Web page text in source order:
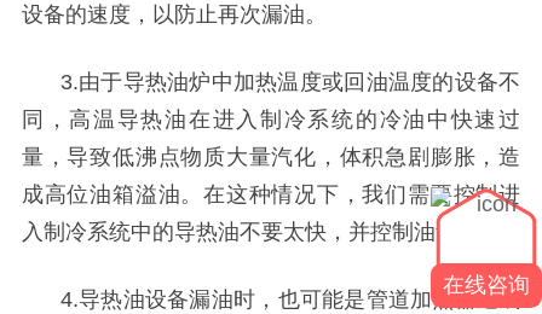
设备的速度，以防止再次漏油。
3.由于导热油炉中加热温度或回油温度的设备不
同，高温导热油在进入制冷系统的冷油中快速过
量，导致低沸点物质大量汽化，体积急剧膨胀，造
成高位油箱溢油。在这种情况下，我们需要控制进
入制冷系统中的导热油不要太快，并控制油量。
4.导热油设备漏油时，也可能是管道加热器造成
在线咨询